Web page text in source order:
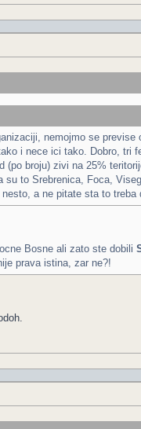
nemojmo se
i nece ici tako. Dobro, tri
(po broju) zivi na 25%
su to Srebrenica, Foca,
a ne pitate sta to
Bosne ali zato ste dobili
prava istina, zar ne?!